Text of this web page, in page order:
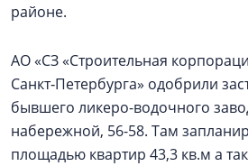
районе.
АО «СЗ «Строительная
Санкт‑Петербурга» одобрили
бывшего ликеро-водочного
набережной, 56-58. Там
площадью квартир 43,3 кв.м а